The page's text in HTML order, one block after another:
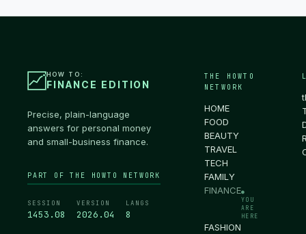
HOW TO:
FINANCE EDITION
Precise, plain-language
answers for personal money
and small-business finance.
PART OF THE HOWTO NETWORK
SESSION
1453.09
VERSION
2026.04
LANGS
8
THE HOWTO
NETWORK
HOME
FOOD
BEAUTY
TRAVEL
TECH
FAMILY
FINANCE●
YOU
ARE
HERE
FASHION